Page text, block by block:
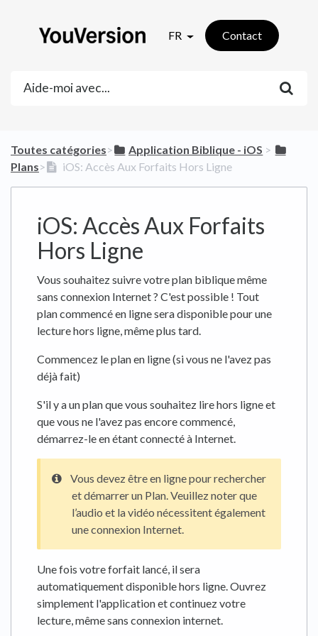
FR Contact
Toutes catégories​>​ ​Application Biblique - iOS ​ > ​
Plans​>​ iOS: Accès Aux Forfaits Hors Ligne
iOS: Accès Aux Forfaits
Hors Ligne
Vous souhaitez suivre votre plan biblique même
sans connexion Internet ? C'est possible ! Tout
plan commencé en ligne sera disponible pour une
lecture hors ligne, même plus tard.
Commencez le plan en ligne (si vous ne l'avez pas
déjà fait)
S'il y a un plan que vous souhaitez lire hors ligne et
que vous ne l'avez pas encore commencé,
démarrez-le en étant connecté à Internet.
Vous devez être en ligne pour rechercher
et démarrer un Plan. Veuillez noter que
l’audio et la vidéo nécessitent également
une connexion Internet.
Une fois votre forfait lancé, il sera
automatiquement disponible hors ligne. Ouvrez
simplement l'application et continuez votre
lecture, même sans connexion internet.